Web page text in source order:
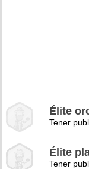
Élite
Tener
Élite
Tener